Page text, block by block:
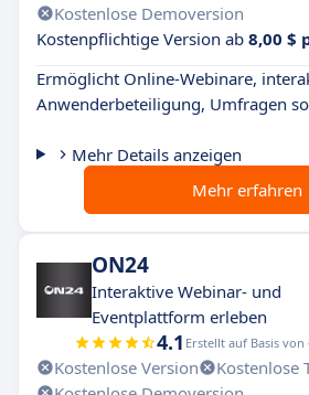
Kostenlose Demoversion
Kostenpflichtige Version ab 8,00 $
Ermöglicht Online-Webinare,
Anwenderbeteiligung, Umfragen
Mehr Details anzeigen
Mehr erfahren
ON24
Interaktive Webinar- und
Eventplattform erleben
4.1 Erstellt auf Basis von
Kostenlose Version
Kostenlose